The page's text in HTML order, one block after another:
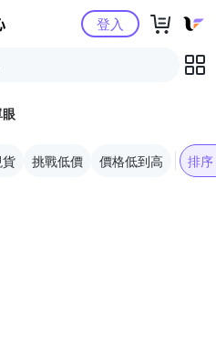
Yahoo購物中心登入
挑戰低價 價格低到高 排序